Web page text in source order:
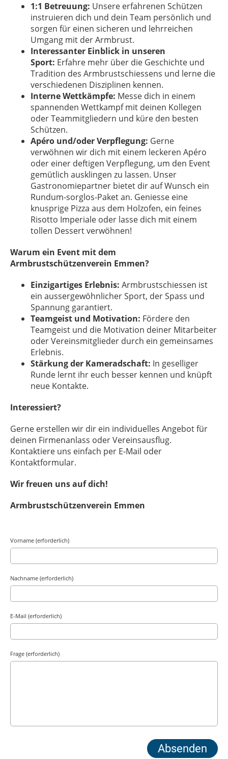
1:1 Betreuung: Unsere erfahrenen Schützen
instruieren dich und dein Team persönlich und
sorgen für einen sicheren und lehrreichen
Umgang mit der Armbrust.
Interessanter Einblick in unseren
Sport: Erfahre mehr über die Geschichte und
Tradition des Armbrustschiessens und lerne die
verschiedenen Disziplinen kennen.
Interne Wettkämpfe: Messe dich in einem
spannenden Wettkampf mit deinen Kollegen
oder Teammitgliedern und küre den besten
Schützen.
Apéro und/oder Verpflegung: Gerne
verwöhnen wir dich mit einem leckeren Apéro
oder einer deftigen Verpflegung, um den Event
gemütlich ausklingen zu lassen. Unser
Gastronomiepartner bietet dir auf Wunsch ein
Rundum-sorglos-Paket an. Geniesse eine
knusprige Pizza aus dem Holzofen, ein feines
Risotto Imperiale oder lasse dich mit einem
tollen Dessert verwöhnen!
Warum ein Event mit dem
Armbrustschützenverein Emmen?
Einzigartiges Erlebnis: Armbrustschiessen ist
ein aussergewöhnlicher Sport, der Spass und
Spannung garantiert.
Teamgeist und Motivation: Fördere den
Teamgeist und die Motivation deiner Mitarbeiter
oder Vereinsmitglieder durch ein gemeinsames
Erlebnis.
Stärkung der Kameradschaft: In geselliger
Runde lernt ihr euch besser kennen und knüpft
neue Kontakte.
Interessiert?
Gerne erstellen wir dir ein individuelles Angebot für
deinen Firmenanlass oder Vereinsausflug.
Kontaktiere uns einfach per E-Mail oder
Kontaktformular.
Wir freuen uns auf dich!
Armbrustschützenverein Emmen
Vorname (erforderlich)
Nachname (erforderlich)
E-Mail (erforderlich)
Frage (erforderlich)